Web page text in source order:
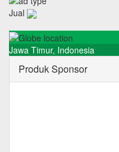
Jual
Jawa Timur, Indonesia
Produk Sponsor